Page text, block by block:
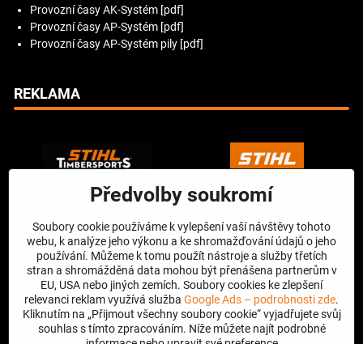
Provozní časy AK-Systém [pdf]
Provozní časy AP-Systém [pdf]
Provozní časy AP-Systém pily [pdf]
REKLAMA
Předvolby soukromí
Soubory cookie používáme k vylepšení vaší návštěvy tohoto
webu, k analýze jeho výkonu a ke shromažďování údajů o jeho
používání. Můžeme k tomu použít nástroje a služby třetích
stran a shromážděná data mohou být přenášena partnerům v
EU, USA nebo jiných zemích. Soubory cookies ke zlepšení
relevanci reklam využívá služba Google Ads – podrobnosti zde.
Kliknutím na „Přijmout všechny soubory cookie“ vyjadřujete svůj
souhlas s tímto zpracováním. Níže můžete najít podrobné